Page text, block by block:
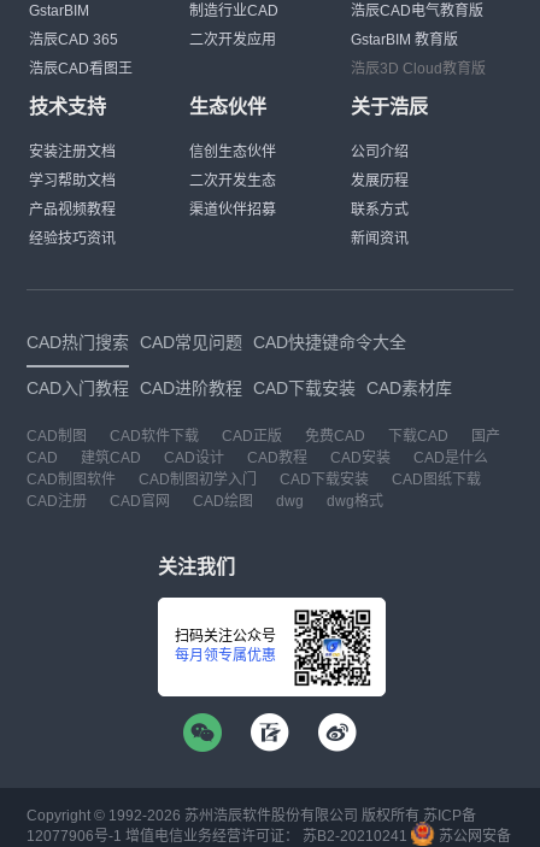
GstarBIM
浩辰CAD 365
浩辰CAD看图王
制造行业CAD
二次开发应用
浩辰CAD电气教育版
GstarBIM 教育版
浩辰3D Cloud教育版
技术支持
安装注册文档
学习帮助文档
产品视频教程
经验技巧资讯
生态伙伴
信创生态伙伴
二次开发生态
渠道伙伴招募
关于浩辰
公司介绍
发展历程
联系方式
新闻资讯
CAD热门搜索 CAD常见问题 CAD快捷键命令大全
CAD入门教程 CAD进阶教程 CAD下载安装 CAD素材库
CAD制图 CAD软件下载 CAD正版 免费CAD 下载CAD
国产
CAD
建筑CAD CAD设计 CAD教程 CAD安装
CAD是什么
CAD制图软件
CAD制图初学入门 CAD下载安装
CAD图纸下载
CAD注册
CAD官网 CAD绘图 dwg dwg格式
关注我们
扫码关注公众号
每月领专属优惠
Copyright © 1992-2026 苏州浩辰软件股份有限公司 版权所有 苏ICP备
12077906号-1 增值电信业务经营许可证： 苏B2-20210241 苏公网安备